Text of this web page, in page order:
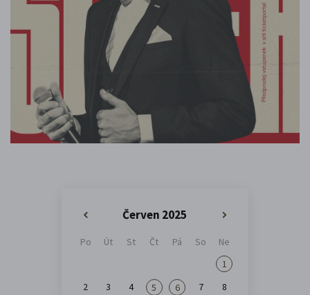
Červen 2025
Po Út St Čt Pá So
Ne
1
2
3 4 5 6 7
8